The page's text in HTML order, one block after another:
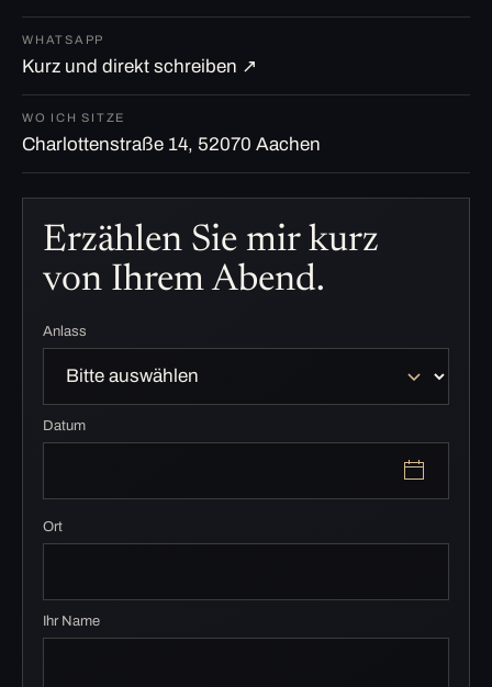
WHATSAPP
Kurz und direkt schreiben ↗
WO ICH SITZE
Charlottenstraße 14, 52070 Aachen
Erzählen Sie mir kurz
von Ihrem Abend.
Anlass
Datum
Ort
Ihr Name